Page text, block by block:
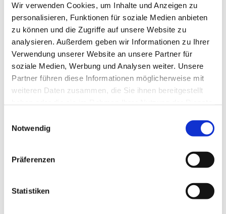
Wir verwenden Cookies, um Inhalte und Anzeigen zu
personalisieren, Funktionen für soziale Medien anbieten
zu können und die Zugriffe auf unsere Website zu
analysieren. Außerdem geben wir Informationen zu Ihrer
Verwendung unserer Website an unsere Partner für
soziale Medien, Werbung und Analysen weiter. Unsere
Partner führen diese Informationen möglicherweise mit
weiteren Daten zusammen, die Sie ihnen bereitgestellt
Notwendig
Präferenzen
Statistiken
Smart Factory Hive
ROI-Analyzer
Smart Factory Society
Forschung und Lehre
Nachwuchsförderung
MPDV Whitepaper
Publikationen
Smart Factory Glossar
Unternehmen & Referenzen
Historie
Partner